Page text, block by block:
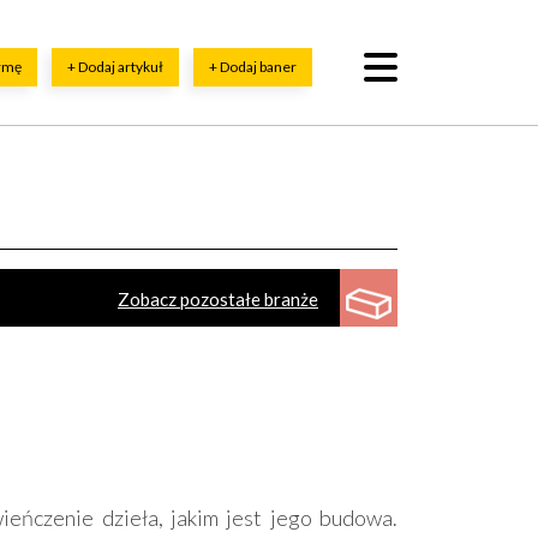
+ Dodaj artykuł + Dodaj baner
Zobacz pozostałe branże
dzieła, jakim jest jego budowa.